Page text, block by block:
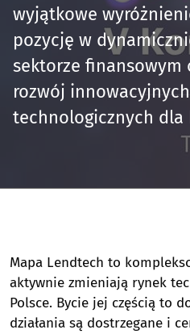
wyjątkowe
pozycję w
sektorze finansowym
rozwój
technologicznych dla
Mapa Lendtech to
aktywnie zmieniają rynek
Polsce. Bycie jej częścią to
działania są dostrzegane i